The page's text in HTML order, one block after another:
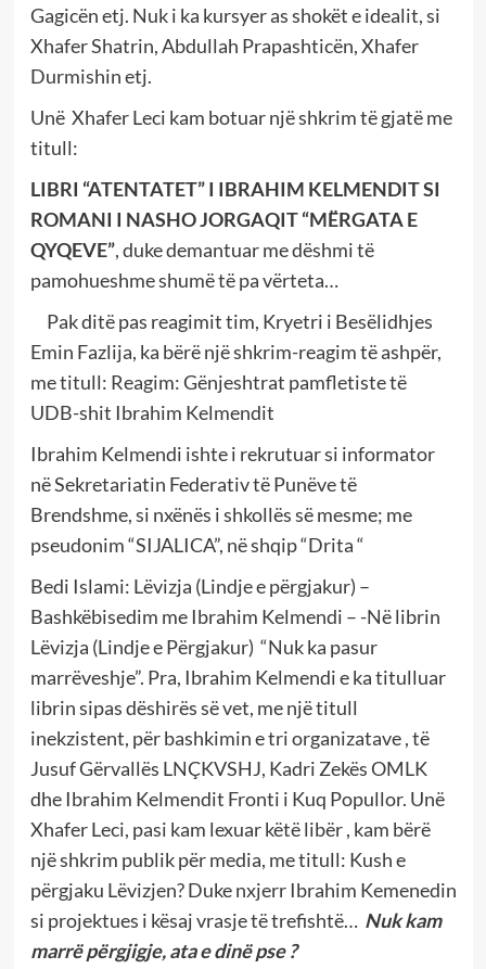
Gagicën etj. Nuk i ka kursyer as shokët e idealit, si
Xhafer Shatrin, Abdullah Prapashticën, Xhafer
Durmishin etj.
Unë Xhafer Leci kam botuar një shkrim të gjatë me
titull:
LIBRI “ATENTATET” I IBRAHIM KELMENDIT SI
ROMANI I NASHO JORGAQIT “MËRGATA E
QYQEVE”, duke demantuar me dëshmi të
pamohueshme shumë të pa vërteta…
Pak ditë pas reagimit tim, Kryetri i Besëlidhjes
Emin Fazlija, ka bërë një shkrim-reagim të ashpër,
me titull: Reagim: Gënjeshtrat pamfletiste të
UDB-shit Ibrahim Kelmendit
Ibrahim Kelmendi ishte i rekrutuar si informator
në Sekretariatin Federativ të Punëve të
Brendshme, si nxënës i shkollës së mesme; me
pseudonim “SIJALICA”, në shqip “Drita “
Bedi Islami: Lëvizja (Lindje e përgjakur) –
Bashkëbisedim me Ibrahim Kelmendi – -Në librin
Lëvizja (Lindje e Përgjakur) “Nuk ka pasur
marrëveshje”. Pra, Ibrahim Kelmendi e ka titulluar
librin sipas dëshirës së vet, me një titull
inekzistent, për bashkimin e tri organizatave , të
Jusuf Gërvallës LNÇKVSHJ, Kadri Zekës OMLK
dhe Ibrahim Kelmendit Fronti i Kuq Popullor. Unë
Xhafer Leci, pasi kam lexuar këtë libër , kam bërë
një shkrim publik për media, me titull: Kush e
përgjaku Lëvizjen? Duke nxjerr Ibrahim Kemenedin
si projektues i kësaj vrasje të trefishtë… Nuk kam
marrë përgjigje, ata e dinë pse ?